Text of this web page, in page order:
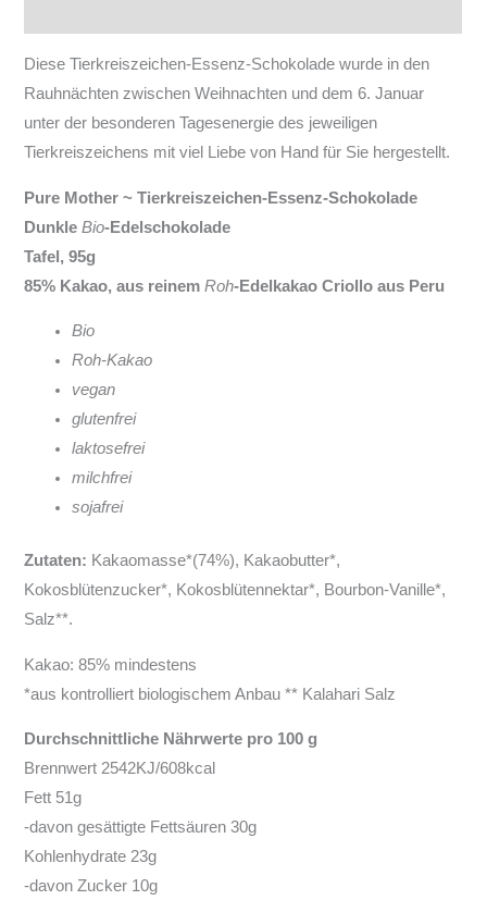
Diese Tierkreiszeichen-Essenz-Schokolade wurde in den
Rauhnächten zwischen Weihnachten und dem 6. Januar
unter der besonderen Tagesenergie des jeweiligen
Tierkreiszeichens mit viel Liebe von Hand für Sie hergestellt.
Pure Mother ~ Tierkreiszeichen-Essenz-Schokolade
Dunkle Bio-Edelschokolade
Tafel, 95g
85% Kakao, aus reinemRoh-Edelkakao Criollo aus Peru
Bio
Roh-Kakao
vegan
glutenfrei
laktosefrei
milchfrei
sojafrei
Zutaten: Kakaomasse*(74%), Kakaobutter*,
Kokosblütenzucker*, Kokosblütennektar*, Bourbon-Vanille*,
Salz**.
Kakao: 85% mindestens
*aus kontrolliert biologischem Anbau ** Kalahari Salz
Durchschnittliche Nährwerte pro 100 g
Brennwert 2542KJ/608kcal
Fett 51g
-davon gesättigte Fettsäuren 30g
Kohlenhydrate 23g
-davon Zucker 10g